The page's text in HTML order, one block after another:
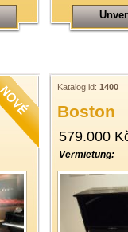
Katalog id: 1400
Boston
579.000
Vermietung: -